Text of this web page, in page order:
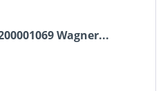
Wagner...